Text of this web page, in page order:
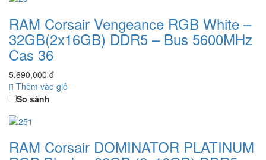
RAM Corsair Vengeance RGB White –
32GB(2x16GB) DDR5 – Bus 5600MHz
Cas 36
5,690,000 đ
Thêm vào giỏ
So sánh
RAM Corsair DOMINATOR PLATINUM